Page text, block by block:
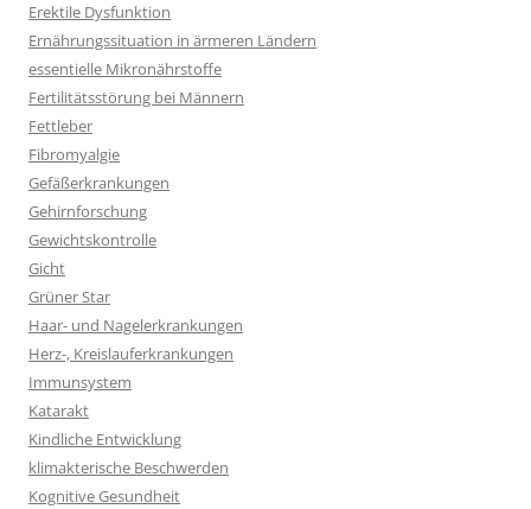
Erektile Dysfunktion
Ernährungssituation in ärmeren Ländern
essentielle Mikronährstoffe
Fertilitätsstörung bei Männern
Fettleber
Fibromyalgie
Gefäßerkrankungen
Gehirnforschung
Gewichtskontrolle
Gicht
Grüner Star
Haar- und Nagelerkrankungen
Herz-, Kreislauferkrankungen
Immunsystem
Katarakt
Kindliche Entwicklung
klimakterische Beschwerden
Kognitive Gesundheit